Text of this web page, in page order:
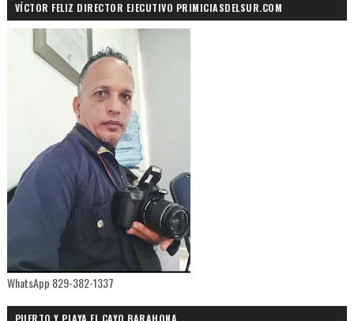
VÍCTOR FELIZ DIRECTOR EJECUTIVO PRIMICIASDELSUR.COM
WhatsApp 829-382-1337